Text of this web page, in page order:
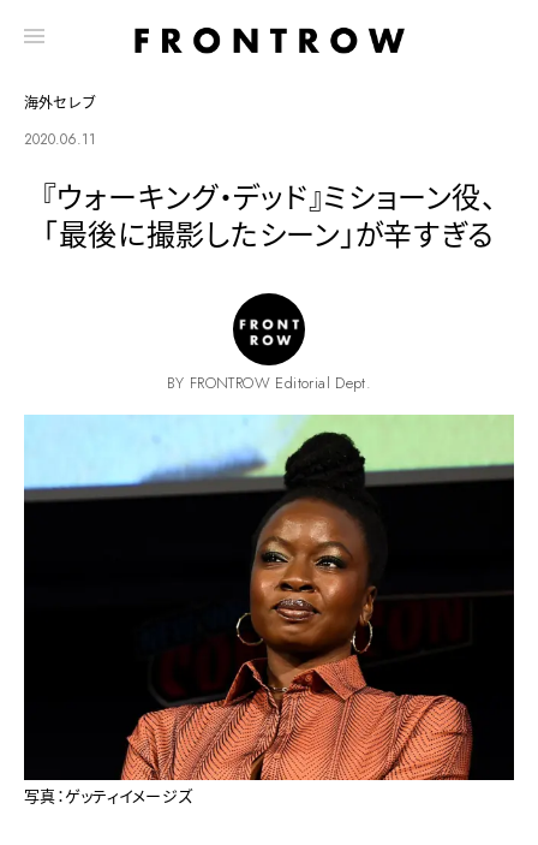
海外セレブ
2020.06.11
『ウォーキング・デッド』ミショーン役、
「最後に撮影したシーン」が辛すぎる
BY FRONTROW Editorial Dept.
写真：ゲッティイメージズ